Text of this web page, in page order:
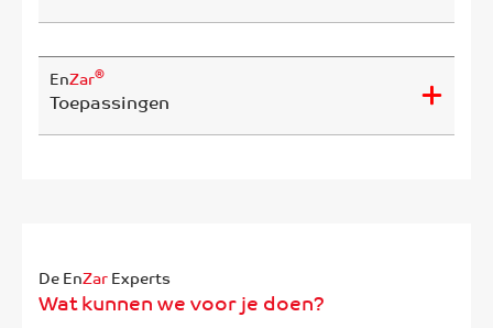
EnZar®
Toepassingen
De EnZarExperts
Wat kunnen we voor je doen?